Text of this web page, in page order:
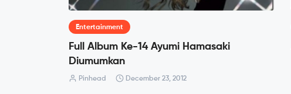
Entertainment
Full Album Ke-14 Ayumi Hamasaki
Diumumkan
Pinhead December 23, 2012